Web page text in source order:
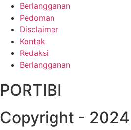
Berlangganan
Pedoman
Disclaimer
Kontak
Redaksi
Berlangganan
PORTIBI
Copyright - 2024